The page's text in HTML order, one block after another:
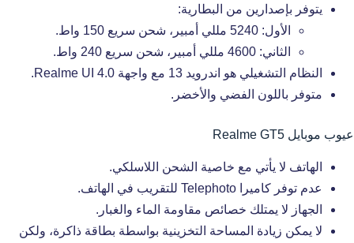
يتوفر بإصدارين من البطارية:
الأول: 5240 مللي أمبير، شحن سريع 150 واط.
الثاني: 4600 مللي أمبير، شحن سريع 240 واط.
النظام التشغيلي هو اندرويد 13 مع واجهة Realme UI 4.0.
متوفر باللون الفضي والأخضر.
عيوب موبايل Realme GT5
الهاتف لا يأتي مع خاصية الشحن اللاسلكي.
عدم توفر كاميرا Telephoto للتقريب في الهاتف.
الجهاز لا يمتلك خصائص مقاومة الماء والغبار.
لا يمكن زيادة المساحة التخزينية بواسطة بطاقة ذاكرة، ولكن